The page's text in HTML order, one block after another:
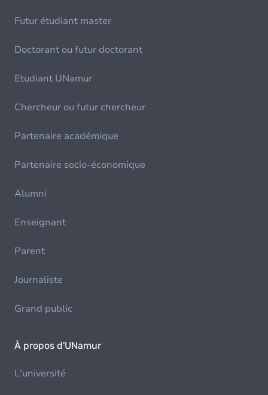
Futur étudiant master
Doctorant ou futur doctorant
Etudiant UNamur
Chercheur ou futur chercheur
Partenaire académique
Partenaire socio-économique
Alumni
Enseignant
Parent
Journaliste
Grand public
À propos d'UNamur
L'université